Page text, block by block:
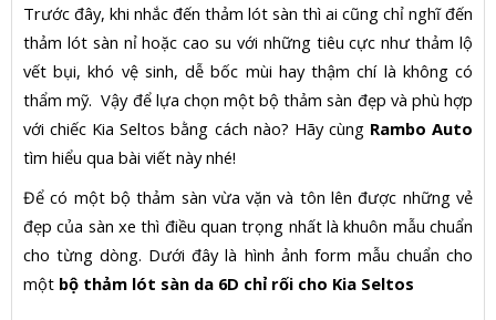
Trước đây, khi nhắc đến thảm lót sàn thì ai cũng chỉ nghĩ đến
thảm lót sàn nỉ hoặc cao su với những tiêu cực như thảm lộ
vết bụi, khó vệ sinh, dễ bốc mùi hay thậm chí là không có
thẩm mỹ. Vậy để lựa chọn một bộ thảm sàn đẹp và phù hợp
với chiếc Kia Seltos bằng cách nào? Hãy cùngRambo Auto
tìm hiểu qua bài viết này nhé!
Để có một bộ thảm sàn vừa vặn và tôn lên được những vẻ
đẹp của sàn xe thì điều quan trọng nhất là khuôn mẫu chuẩn
cho từng dòng. Dưới đây là hình ảnh form mẫu chuẩn cho
một bộ thảm lót sàn da 6D chỉ rối cho Kia Seltos